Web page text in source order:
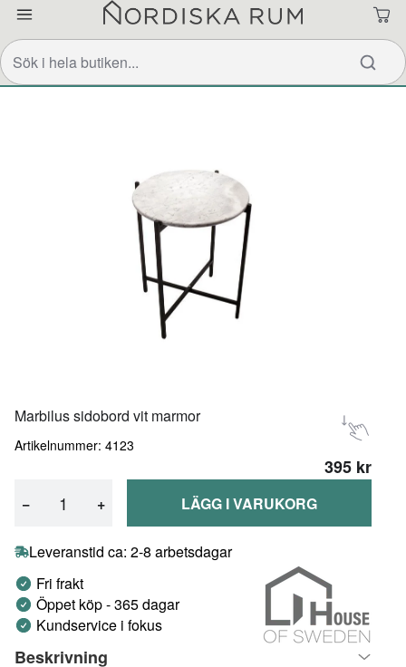
Marbilus sidobord vit marmor
Artikelnummer: 4123
395 kr
− + LÄGG I VARUKORG
Leveranstid ca: 2-8 arbetsdagar
Fri frakt
Öppet köp - 365 dagar
Kundservice i fokus
Beskrivning